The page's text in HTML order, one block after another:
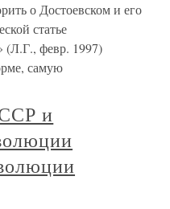
о Достоевском и его
статье
(Л.Г., февр. 1997)
самую
и